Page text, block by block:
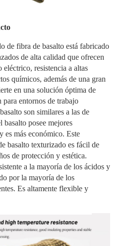
de fibra de basalto está fabricado
de alta calidad que ofrecen
eléctrico, resistencia a altas
químicos, además de una gran
en una solución óptima de
entornos de trabajo
son similares a las de
posee mejores
es más económico. Este
basalto texturizado es fácil de
de protección y estética.
a la mayoría de los ácidos y
por la mayoría de los
Es altamente flexible y